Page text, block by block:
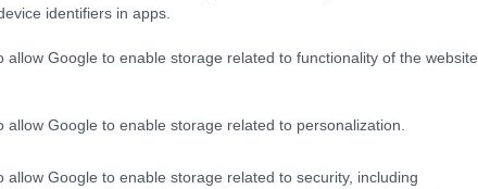
identifiers in apps.
allow Google to enable storage related to functionality of the website
allow Google to enable storage related to personalization.
allow Google to enable storage related to security, including
video